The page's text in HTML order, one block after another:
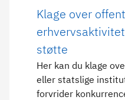
Klage over
støtte
Her kan du klage
eller statslige
forvrider